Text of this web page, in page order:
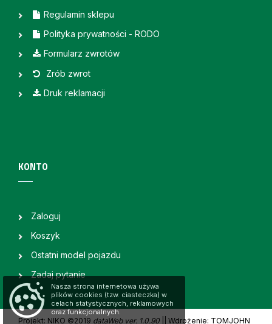
Regulamin sklepu
Polityka prywatności - RODO
Formularz zwrotów
Zrób zwrot
Druk reklamacji
KONTO
Zaloguj
Koszyk
Ostatni model pojazdu
Zadaj pytanie
Projekt: NIKO ©2019 dataWeb ver. 1.0.90 | Wdrożenie: TOMJOHN
Nasza strona internetowa używa
plików cookies (tzw. ciasteczka) w
celach statystycznych, reklamowych
oraz funkcjonalnych.